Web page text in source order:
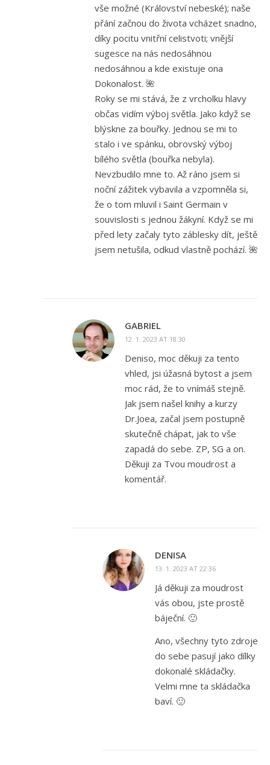
vše možné (Království nebeské); naše
přání začnou do života vcházet snadno,
díky pocitu vnitřní celistvoti; vnější
sugesce na nás nedosáhnou
nedosáhnou a kde existuje ona
Dokonalost. 🌺
Roky se mi stává, že z vrcholku hlavy
občas vidím výboj světla. Jako když se
blýskne za bouřky. Jednou se mi to
stalo i ve spánku, obrovský výboj
bílého světla (bouřka nebyla).
Nevzbudilo mne to. Až ráno jsem si
noční zážitek vybavila a vzpomněla si,
že o tom mluvil i Saint Germain v
souvislosti s jednou žákyní. Když se mi
před lety začaly tyto záblesky dít, ještě
jsem netušila, odkud vlastně pochází. 🌺
GABRIEL
12. 1. 2023 AT 18:30
Deniso, moc děkuji za tento
vhled, jsi úžasná bytost a jsem
moc rád, že to vnímáš stejně.
Jak jsem našel knihy a kurzy
Dr.Joea, začal jsem postupně
skutečně chápat, jak to vše
zapadá do sebe. ZP, SG a on.
Děkuji za Tvou moudrost a
komentář.
DENISA
13. 1. 2023 AT 22:36
Já děkuji za moudrost
vás obou, jste prostě
báječní. 🙂
Ano, všechny tyto zdroje
do sebe pasují jako dílky
dokonalé skládačky.
Velmi mne ta skládačka
baví. 🙂